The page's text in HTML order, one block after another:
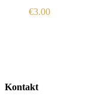
€3.00
Kontakt